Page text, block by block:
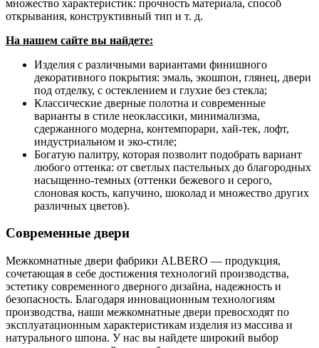
множество характеристик: прочность материала, способ
открывания, конструктивный тип и т. д.
На нашем сайте вы найдете:
Изделия с различными вариантами финишного
декоративного покрытия: эмаль, экошпон, глянец, двери
под отделку, с остеклением и глухие без стекла;
Классические дверные полотна и современные
варианты в стиле неоклассики, минимализма,
сдержанного модерна, контемпорари, хай-тек, лофт,
индустриальном и эко-стиле;
Богатую палитру, которая позволит подобрать вариант
любого оттенка: от светлых пастельных до благородных
насыщенно-темных (оттенки бежевого и серого,
слоновая кость, капучино, шоколад и множество других
различных цветов).
Современные двери
Межкомнатные двери фабрики ALBERO — продукция,
сочетающая в себе достижения технологий производства,
эстетику современного дверного дизайна, надежность и
безопасность. Благодаря инновационным технологиям
производства, наши межкомнатные двери превосходят по
эксплуатационным характеристикам изделия из массива и
натурального шпона. У нас вы найдете широкий выбор